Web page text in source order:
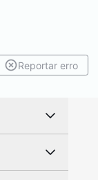
Reportar erro